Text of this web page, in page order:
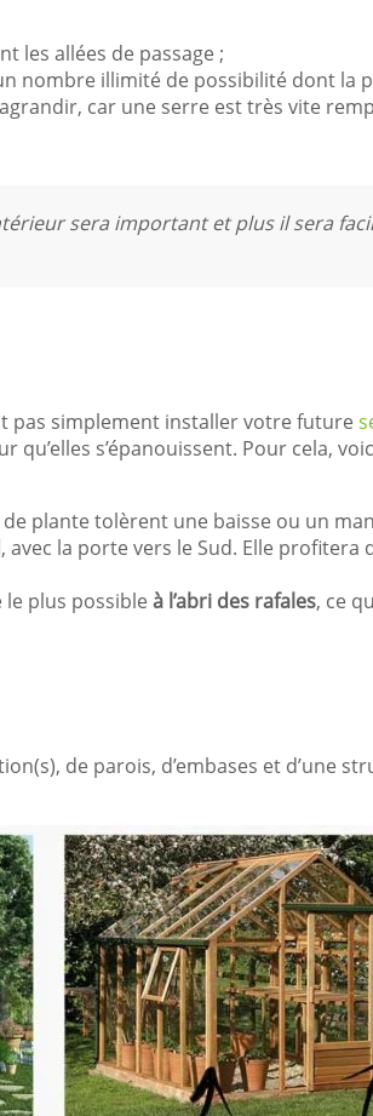
les allées de passage ;
nombre illimité de possibilité dont la
car une serre est très vite
sera important et plus il sera
pas simplement installer votre future
s’épanouissent. Pour cela,
plante tolèrent une baisse ou un
, avec la porte vers le Sud. Elle
le plus possible à l’abri des rafales, ce
de parois, d’embases et d’une